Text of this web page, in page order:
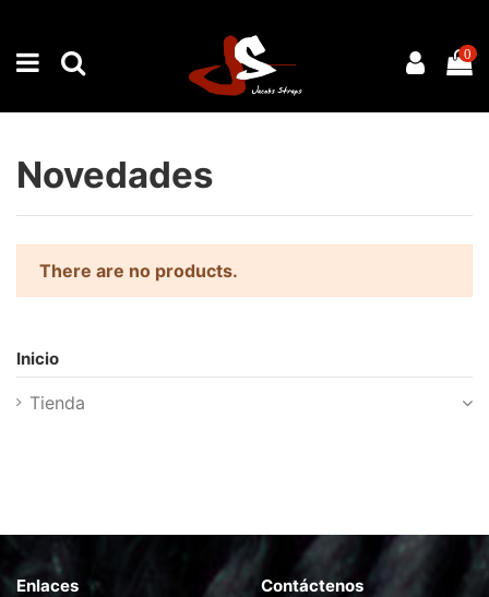
0
Novedades
There are no products.
Inicio
Tienda
Enlaces Contáctenos